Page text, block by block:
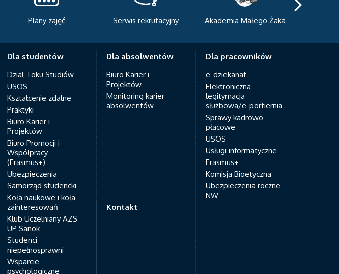
Plany zajęć Serwis rekrutacyjny Akademia Małego Żaka
Dla studentów
Dział Toku Studiów
USOS
Kształcenie zdalne
Praktyki
Biuro Karier i
Projektów
Biuro Promocji i
Współpracy
(Erasmus+)
Ubezpieczenia
Samorząd studencki
Koła naukowe i koła
zainteresowań
Klub Uczelniany AZS
UP Sanok
Studenci
niepełnosprawni
Wsparcie
psychologiczne
Dla absolwentów
Biuro Karier i
Projektów
Monitoring karier
absolwentów
Dla pracowników
e-dziekanat
Elektroniczna
legitymacja
służbowa/e-portiernia
Sprawy kadrowo-
płacowe
USOS
Usługi informatyczne
Erasmus+
Komisja Bioetyczna
Ubezpieczenia roczne
NW
Kontakt